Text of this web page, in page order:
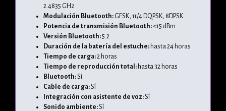
2.4835 GHz
Modulación Bluetooth: GFSK, π/4 DQPSK, 8DPSK
Potencia de transmisión Bluetooth: <15 dBm
Versión Bluetooth:5.2
Duración de la batería del estuche: hasta 24 horas
Tiempo de carga:2 horas
Tiempo de reproducción total: hasta 32 horas
Bluetooth:Sí
Cable de carga:Sí
Integración con asistente de voz:Sí
Sonido ambiente:Sí